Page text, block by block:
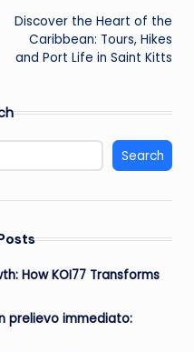
Discover the Heart of the
Caribbean: Tours, Hikes
and Port Life in Saint Kitts
Search
How KOI77 Transforms
prelievo immediato: